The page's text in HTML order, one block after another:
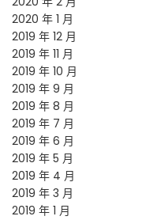
2020 年 1 月
2019 年 12 月
2019 年 11 月
2019 年 10 月
2019 年 9 月
2019 年 8 月
2019 年 7 月
2019 年 6 月
2019 年 5 月
2019 年 4 月
2019 年 3 月
2019 年 1 月